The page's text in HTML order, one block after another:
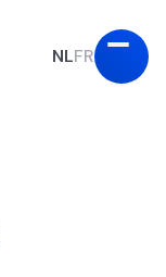
NLFR